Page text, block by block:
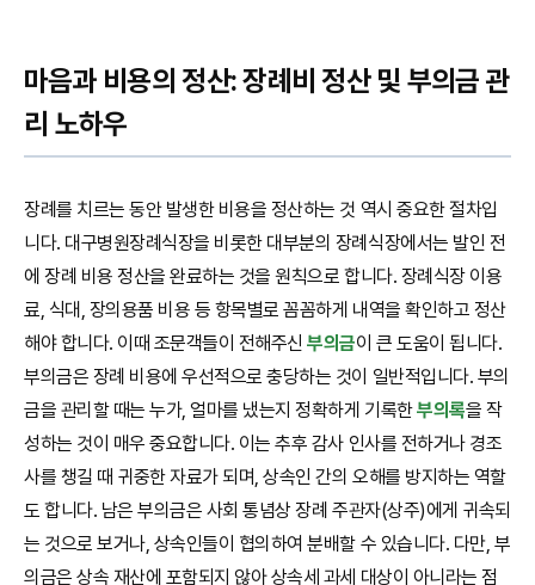
마음과 비용의 정산: 장례비 정산 및 부의금 관
리 노하우
장례를 치르는 동안 발생한 비용을 정산하는 것 역시 중요한 절차입
니다. 대구병원장례식장을 비롯한 대부분의 장례식장에서는 발인 전
에 장례 비용 정산을 완료하는 것을 원칙으로 합니다. 장례식장 이용
료, 식대, 장의용품 비용 등 항목별로 꼼꼼하게 내역을 확인하고 정산
해야 합니다. 이때 조문객들이 전해주신부의금이 큰 도움이 됩니다.
부의금은 장례 비용에 우선적으로 충당하는 것이 일반적입니다. 부의
금을 관리할 때는 누가, 얼마를 냈는지 정확하게 기록한부의록을 작
성하는 것이 매우 중요합니다. 이는 추후 감사 인사를 전하거나 경조
사를 챙길 때 귀중한 자료가 되며, 상속인 간의 오해를 방지하는 역할
도 합니다. 남은 부의금은 사회 통념상 장례 주관자(상주)에게 귀속되
는 것으로 보거나, 상속인들이 협의하여 분배할 수 있습니다. 다만, 부
의금은 상속 재산에 포함되지 않아 상속세 과세 대상이 아니라는 점